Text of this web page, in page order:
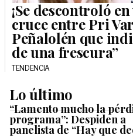
¡Se descontroló
cruce entre Pri
Peñalolén que
de una frescura”
TENDENCIA
Lo último
“Lamento mucho la
programa”: Despiden a
panelista de “Hay que